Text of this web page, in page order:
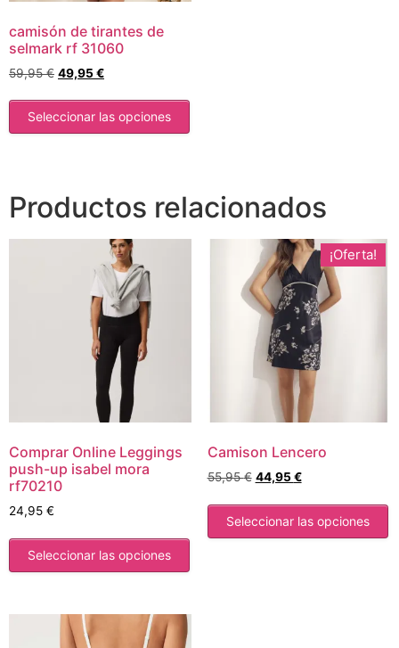
camisón de tirantes de
selmark rf 31060
59,95€ 49,95€
Seleccionar las opciones
Productos relacionados
Comprar Online Leggings
push-up isabel mora
rf70210
24,95 €
Seleccionar las opciones
¡Oferta!
Camison Lencero
55,95€ 44,95€
Seleccionar las opciones